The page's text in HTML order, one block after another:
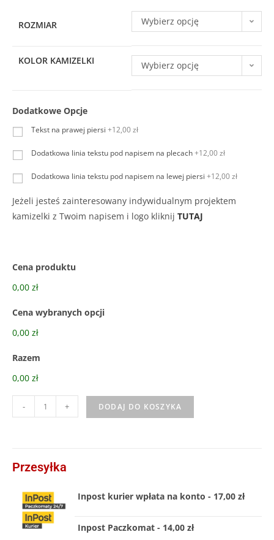
ROZMIAR Wybierz opcję
KOLOR KAMIZELKI Wybierz opcję
Dodatkowe Opcje
Tekst na prawej piersi +12,00 zł
Dodatkowa linia tekstu pod napisem na plecach+12,00 zł
Dodatkowa linia tekstu pod napisem na lewej piersi +12,00 zł
Jeżeli jesteś zainteresowany indywidualnym projektem
kamizelki z Twoim napisem i logo kliknij TUTAJ
Cena produktu
0,00 zł
Cena wybranych opcji
0,00 zł
Razem
0,00 zł
- + DODAJ DO KOSZYKA
Przesyłka
Inpost kurier wpłata na konto - 17,00 zł
Inpost Paczkomat - 14,00 zł